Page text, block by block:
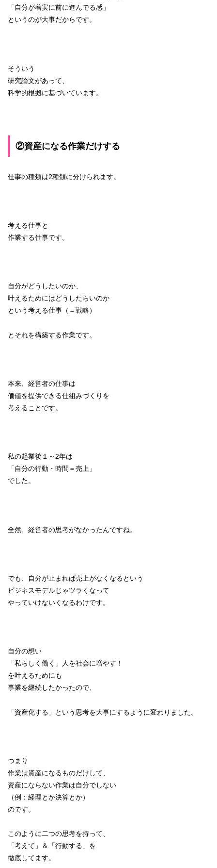
「自分が着実に前に進んでる感」
というのが大事だからです。
そういう
研究論文があって、
科学的根拠に基づいています。
②資産になる作業だけする
仕事の種類は2種類に分けられます。
考える仕事と
作業する仕事です。
自分がどうしたいのか、
叶えるためにはどうしたらいのか
という考える仕事（＝戦略）
とそれを構築する作業です。
本来、経営者の仕事は
価値を提供できる仕組みづくりを
考えることです。
私の起業後１～2年は
「自分の行動・時間＝売上」
でした。
全然、経営者の思考がなかったんですね。
でも、自分が止まれば売上がなくなるという
ビジネスモデルじゃツラくなって
やっていけないくなるわけです。
自分の想い
「私らしく働く」人を社会に増やす！
を叶えるためにも
事業を継続したかったので、
「資産化する」という思考を大事にするように変わりました。
つまり
作業は資産になるものだけして、
資産にならない作業は自分でしない
（例：経理とか決算とか）
のです。
このように二つの思考を持って、
「考えて」＆「行動する」を
徹底してます。